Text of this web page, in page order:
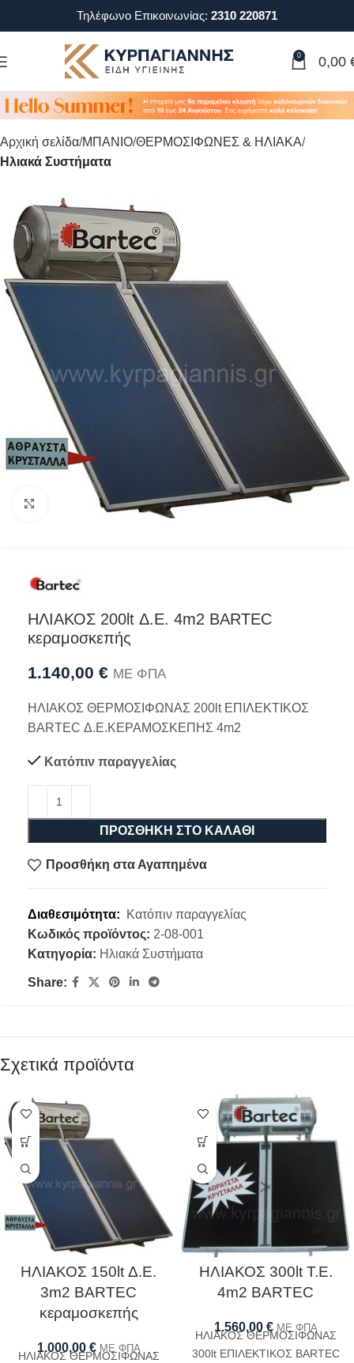
Τηλέφωνο Επικοινωνίας: 2310 220871
0 0,00
Αρχική σελίδα ΜΠΑΝΙΟ ΘΕΡΜΟΣΙΦΩΝΕΣ & ΗΛΙΑΚΑ
Ηλιακά Συστήματα
ΗΛΙΑΚΟΣ 200lt Δ.Ε. 4m2 BARTEC
κεραμοσκεπής
1.140,00 € ΜΕ ΦΠΑ
ΗΛΙΑΚΟΣ ΘΕΡΜΟΣΙΦΩΝΑΣ 200lt ΕΠΙΛΕΚΤΙΚΟΣ
BARTEC Δ.Ε.ΚΕΡΑΜΟΣΚΕΠΗΣ 4m2
Κατόπιν παραγγελίας
ΠΡΟΣΘΉΚΗ ΣΤΟ ΚΑΛΆΘΙ
Προσθήκη στα Αγαπημένα
Διαθεσιμότητα:
Κατόπιν παραγγελίας
Κωδικός προϊόντος: 2-08-001
Κατηγορία: Ηλιακά Συστήματα
Share:
Σχετικά προϊόντα
ΗΛΙΑΚΟΣ 150lt Δ.Ε.
3m2 BARTEC
κεραμοσκεπής
1.000,00 € ΜΕ ΦΠΑ
ΗΛΙΑΚΟΣ ΘΕΡΜΟΣΙΦΩΝΑΣ
ΗΛΙΑΚΟΣ 300lt Τ.Ε.
4m2 BARTEC
1.560,00 € ΜΕ ΦΠΑ
ΗΛΙΑΚΟΣ ΘΕΡΜΟΣΙΦΩΝΑΣ
300lt ΕΠΙΛΕΚΤΙΚΟΣ BARTEC